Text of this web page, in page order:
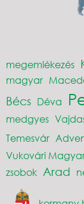
megemlékezés
magyar
Bécs Déva
medgyes
Temesvár
Vukovári
zsobok Arad